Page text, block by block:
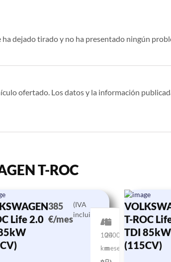
ha dejado tirado y no ha presentado ningún
ofertado. Los datos y la información
T-ROC
Life 2.0
385
€/mes
(IVA
incluido)
10000
km
24
meses
T-ROC
TDI 85kW
(115CV)